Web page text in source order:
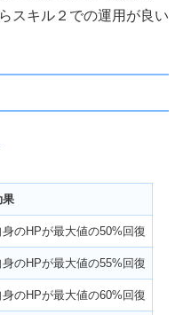
スキル２での運用が良い
果
身のHPが最大値の50%回復
身のHPが最大値の55%回復
身のHPが最大値の60%回復